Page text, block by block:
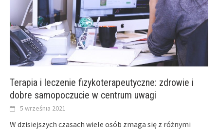
Terapia i leczenie fizykoterapeutyczne: zdrowie i
dobre samopoczucie w centrum uwagi
5 września 2021
W dzisiejszych czasach wiele osób zmaga się z różnymi